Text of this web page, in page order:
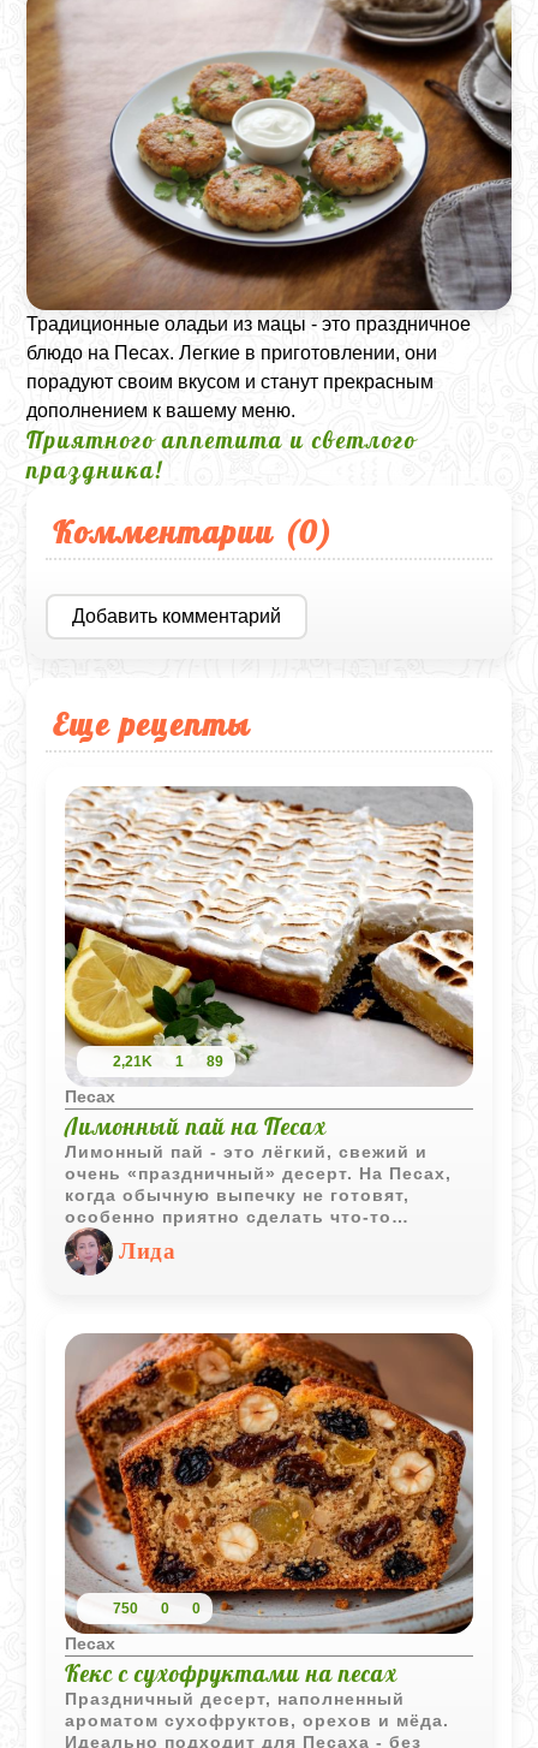
Традиционные оладьи из мацы - это праздничное
блюдо на Песах. Легкие в приготовлении, они
порадуют своим вкусом и станут прекрасным
дополнением к вашему меню.
Приятного аппетита и светлого
праздника!
Комментарии (0)
Добавить комментарий
Еще рецепты
2,21K 1 89
Песах
Лимонный пай на Песах
Лимонный пай - это лёгкий, свежий и
очень «праздничный» десерт. На Песах,
когда обычную выпечку не готовят,
особенно приятно сделать что-то
красивое и вкусное, но при этом
подходящее для праздника. Этот пай как
раз такой: хрустящая основа из
золотистой корочкой.
Выглядит он как из хорошей
кондитерской, но на деле готовится
довольно просто. Главное - не спешить и
делать всё по шагам. А результат точно
порадует.
Лида
750 0 0
Песах
Кекс с сухофруктами на песах
Праздничный десерт, наполненный
ароматом сухофруктов, орехов и мёда.
Идеально подходит для Песаха - без